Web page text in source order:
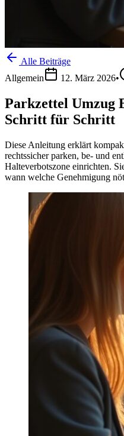
Alle Beiträge
Allgemein
12. März 2026•
Parkzettel Umzug
Schritt für Schritt
Diese Anleitung erklärt
rechtssicher parken, be- und
Halteverbotszone einrichten.
wann welche Genehmigung